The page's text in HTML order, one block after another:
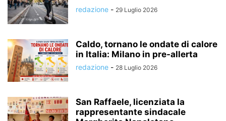
redazione - 29 Luglio 2026
Caldo, tornano le ondate di calore
in Italia: Milano in pre-allerta
redazione - 28 Luglio 2026
San Raffaele, licenziata la
rappresentante sindacale